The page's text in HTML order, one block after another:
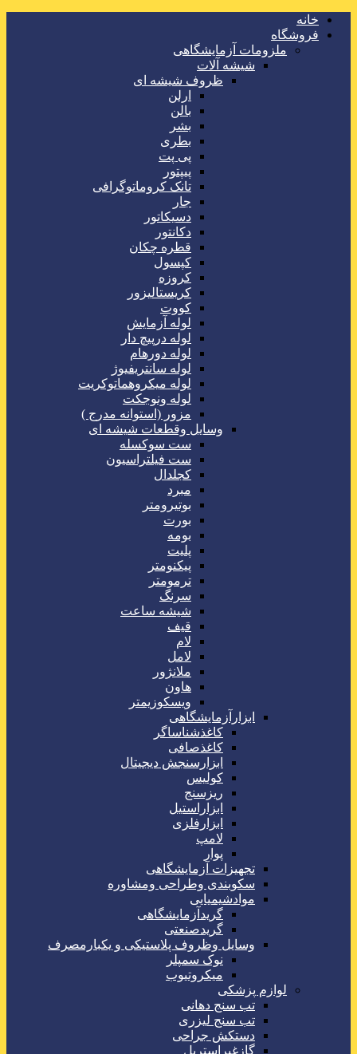
خانه
فروشگاه
ملزومات آزمایشگاهی
شیشه آلات
ظروف شیشه ای
ارلن
بالن
بشر
بطری
پی پت
پیپتور
تانک کروماتوگرافی
جار
دسیکاتور
دکانتور
قطره چکان
کپسول
کروزه
کریستالیزور
کووت
لوله آزمایش
لوله درپیچ دار
لوله دورهام
لوله سانتریفیوژ
لوله میکروهماتوکریت
لوله ونوجکت
مزور (استوانه مدرج )
وسایل وقطعات شیشه ای
ست سوکسله
ست فیلتراسیون
کجلدال
مبرد
بوتیرومتر
بورت
بومه
پلیت
پیکنومتر
ترمومتر
سرنگ
شیشه ساعت
قیف
لام
لامل
ملانژور
هاون
ویسکوزیمتر
ابزارآزمایشگاهی
کاغذشناساگر
کاغذصافی
ابزارسنجش دیجیتال
کولیس
ریزسنج
ابزاراستیل
ابزارفلزی
لامپ
پوار
تجهیزات آزمایشگاهی
سکوبندی وطراحی ومشاوره
موادشیمیایی
گریدآزمایشگاهی
گریدصنعتی
وسایل وظروف پلاستیکی و یکبارمصرف
نوک سمپلر
میکروتیوب
لوازم پزشکی
تب سنج دهانی
تب سنج لیزری
دستکش جراحی
گازغیراستریل